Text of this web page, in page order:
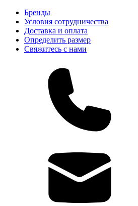
Бренды
Условия сотрудничества
Доставка и оплата
Определить размер
Свяжитесь с нами